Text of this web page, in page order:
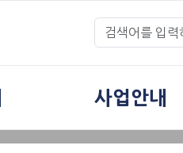
사업안내